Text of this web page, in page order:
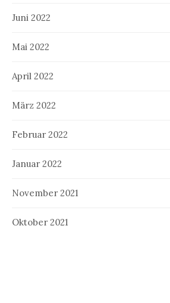
Juni 2022
Mai 2022
April 2022
März 2022
Februar 2022
Januar 2022
November 2021
Oktober 2021